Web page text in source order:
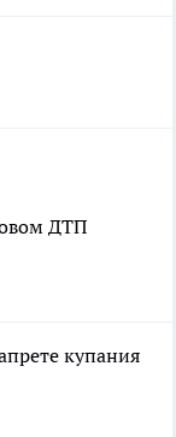
ДТП
купания